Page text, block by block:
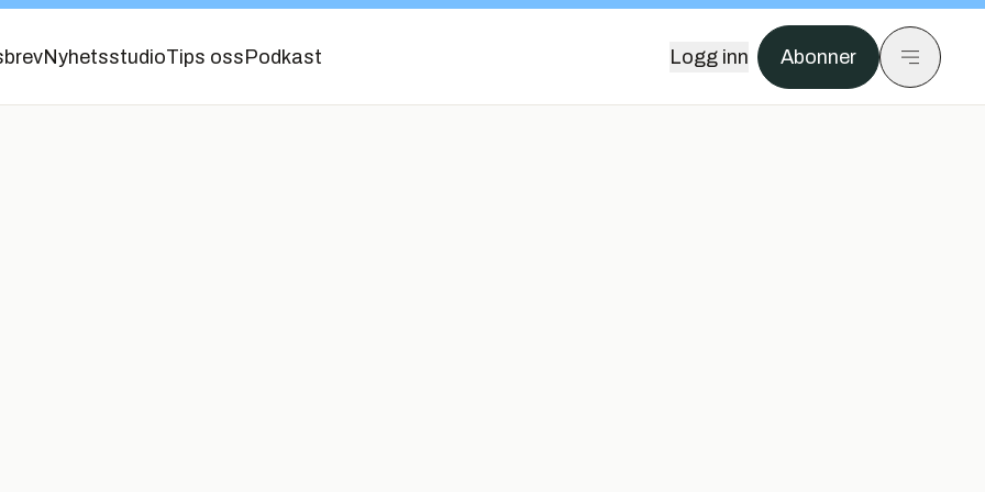
NyhetsstudioTips oss Podkast Logg inn Abonner